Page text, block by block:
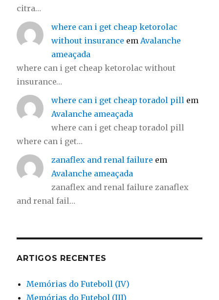
citra…
where can i get cheap ketorolac
without insurance em Avalanche
ameaçada
where can i get cheap ketorolac without
insurance…
where can i get cheap toradol pill em
Avalanche ameaçada
where can i get cheap toradol pill
where can i get…
zanaflex and renal failure em
Avalanche ameaçada
zanaflex and renal failure zanaflex
and renal fail…
ARTIGOS RECENTES
Memórias do Futeboll (IV)
Memórias do Futebol (III)